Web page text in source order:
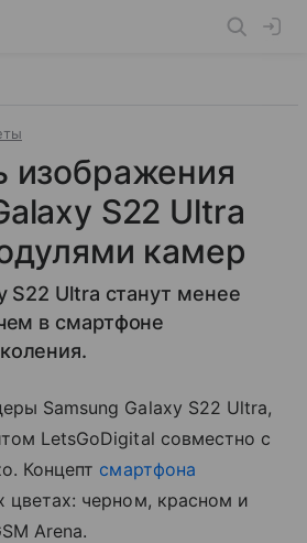
изображения
S22 Ultra
камер
S22 Ultra станут менее
в смартфоне
Samsung Galaxy S22 Ultra,
LetsGoDigital совместно с
Концепт смартфона
цветах: черном, красном и
Arena.